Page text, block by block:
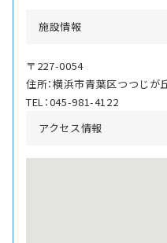
施設情報
〒227-0054
住所：横浜市青葉区つつじが
TEL：045-981-4122
アクセス情報